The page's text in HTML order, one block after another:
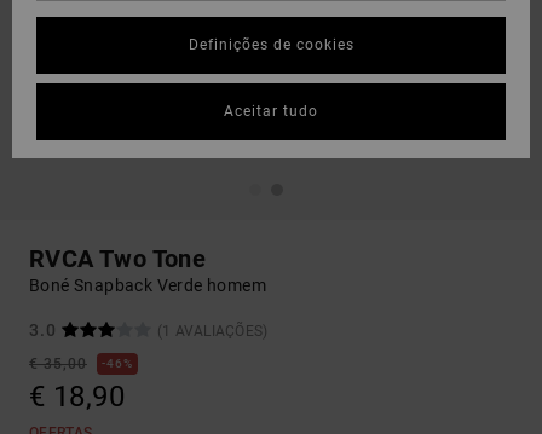
RVCA Two Tone
Boné Snapback Verde homem
3.0
(1 AVALIAÇÕES)
€ 35,00
46%
€ 18,90
Definições de cookies
Aceitar tudo